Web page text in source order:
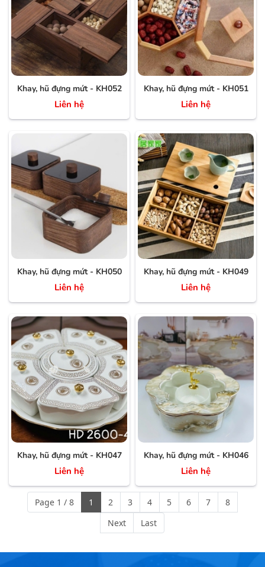
Khay, hũ đựng mứt - KH052
Liên hệ
Khay, hũ đựng mứt - KH051
Liên hệ
Khay, hũ đựng mứt - KH050
Liên hệ
Khay, hũ đựng mứt - KH049
Liên hệ
Khay, hũ đựng mứt - KH047
Liên hệ
Khay, hũ đựng mứt - KH046
Liên hệ
Page 1 / 8 1 2 3 4 5 6 7
8
Next
Last